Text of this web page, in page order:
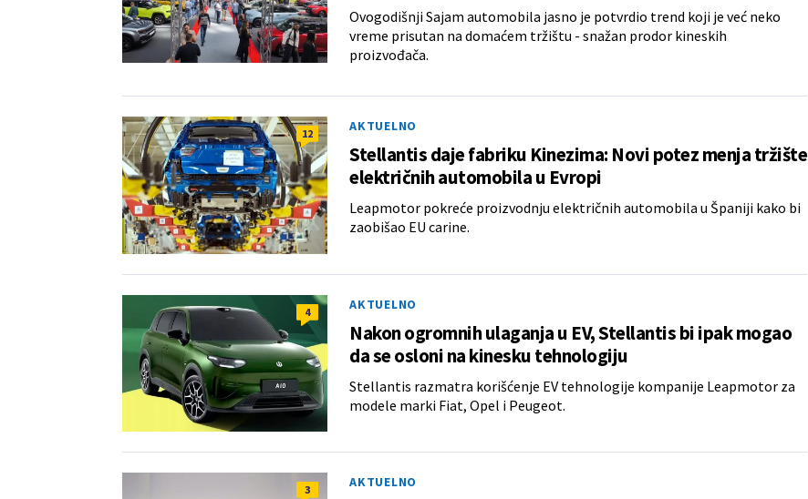
Ovogodišnji Sajam automobila jasno je potvrdio trend koji je već neko
vreme prisutan na domaćem tržištu - snažan prodor kineskih
proizvođača.
12 AKTUELNO
Stellantis daje fabriku Kinezima: Novi potez menja tržište
električnih automobila u Evropi
Leapmotor pokreće proizvodnju električnih automobila u Španiji kako bi
zaobišao EU carine.
4 AKTUELNO
Nakon ogromnih ulaganja u EV, Stellantis bi ipak mogao
da se osloni na kinesku tehnologiju
Stellantis razmatra korišćenje EV tehnologije kompanije Leapmotor za
modele marki Fiat, Opel i Peugeot.
3 AKTUELNO